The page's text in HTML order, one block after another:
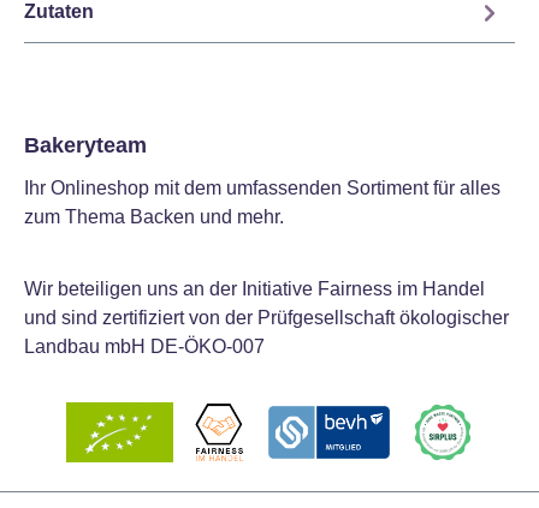
Zutaten
Bakeryteam
Ihr Onlineshop mit dem umfassenden Sortiment für alles
zum Thema Backen und mehr.
Wir beteiligen uns an der Initiative Fairness im Handel
und sind zertifiziert von der Prüfgesellschaft ökologischer
Landbau mbH DE-ÖKO-007